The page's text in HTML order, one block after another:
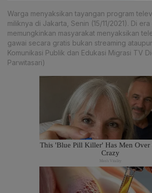
Warga menyaksikan tayangan program
miliknya di Jakarta, Senin (15/11/2021). Di era
memungkinkan masyarakat menyaksikan
gawai secara gratis bukan streaming
Komunikasi Publik dan Edukasi Migrasi TV
Parwitasari)